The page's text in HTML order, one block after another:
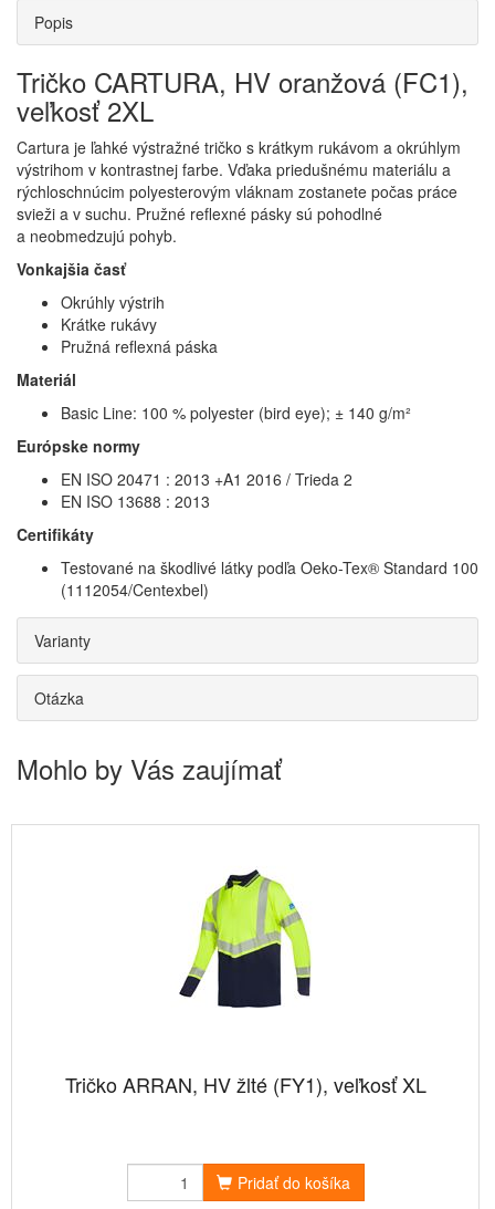
Popis
Tričko CARTURA, HV oranžová (FC1),
veľkosť 2XL
Cartura je ľahké výstražné tričko s krátkym rukávom a okrúhlym
výstrihom v kontrastnej farbe. Vďaka priedušnému materiálu a
rýchloschnúcim polyesterovým vláknam zostanete počas práce
svieži a v suchu. Pružné reflexné pásky sú pohodlné
a neobmedzujú pohyb.
Vonkajšia časť
Okrúhly výstrih
Krátke rukávy
Pružná reflexná páska
Materiál
Basic Line: 100 % polyester (bird eye); ± 140 g/m²
Európske normy
EN ISO 20471 : 2013 +A1 2016 / Trieda 2
EN ISO 13688 : 2013
Certifikáty
Testované na škodlivé látky podľa Oeko-Tex® Standard 100
(1112054/Centexbel)
Varianty
Otázka
Mohlo by Vás zaujímať
Tričko ARRAN, HV žlté (FY1), veľkosť XL
Pridať do košíka